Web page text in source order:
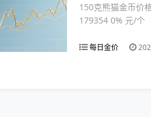
150克熊猫金币价
179354 0% 元/个
每日金价